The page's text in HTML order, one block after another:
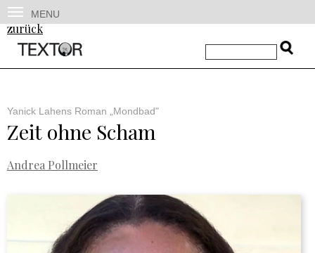
MENU
zurück
Yanick Lahens Roman „Mondbad"
Zeit ohne Scham
Andrea Pollmeier